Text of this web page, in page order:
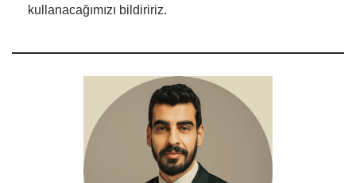
kullanacağımızı bildiririz.